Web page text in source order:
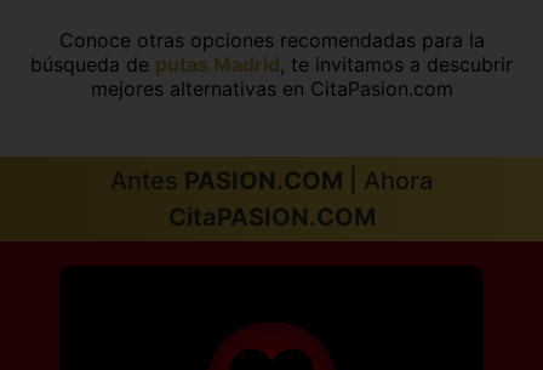
Conoce otras opciones recomendadas para la
búsqueda de putas Madrid, te invitamos a descubrir
mejores alternativas en CitaPasion.com
Antes PASION.COM | Ahora
CitaPASION.COM